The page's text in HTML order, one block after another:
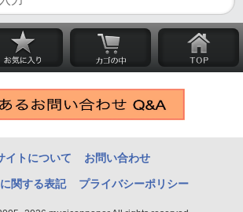
イトについて お問い合わせ
関する表記 プライバシーポリシー